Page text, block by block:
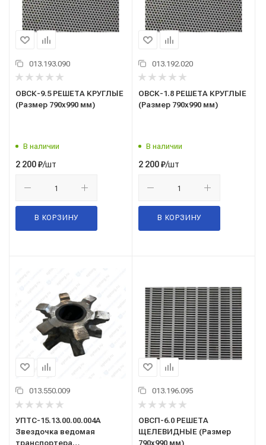
013.193.090
ОВСК-9.5 РЕШЕТА КРУГЛЫЕ
(Размер 790х990 мм)
В наличии
2 200₽/шт
В КОРЗИНУ
013.192.020
ОВСК-1.8 РЕШЕТА КРУГЛЫЕ
(Размер 790х990 мм)
В наличии
2 200₽/шт
В КОРЗИНУ
013.550.009
УПТС-15.13.00.00.004А
Звездочка ведомая
транспортера
013.196.095
ОВСП-6.0 РЕШЕТА
ЩЕЛЕВИДНЫЕ (Размер
790х990 мм)